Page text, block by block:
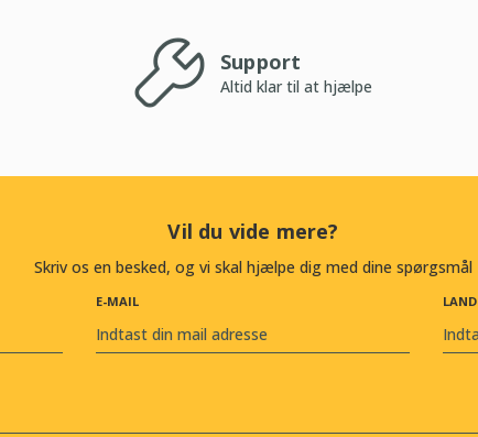
Support
Altid klar til at hjælpe
Vil du vide mere?
Skriv os en besked, og vi skal hjælpe dig med dine spørgsmål
E-MAIL LAND